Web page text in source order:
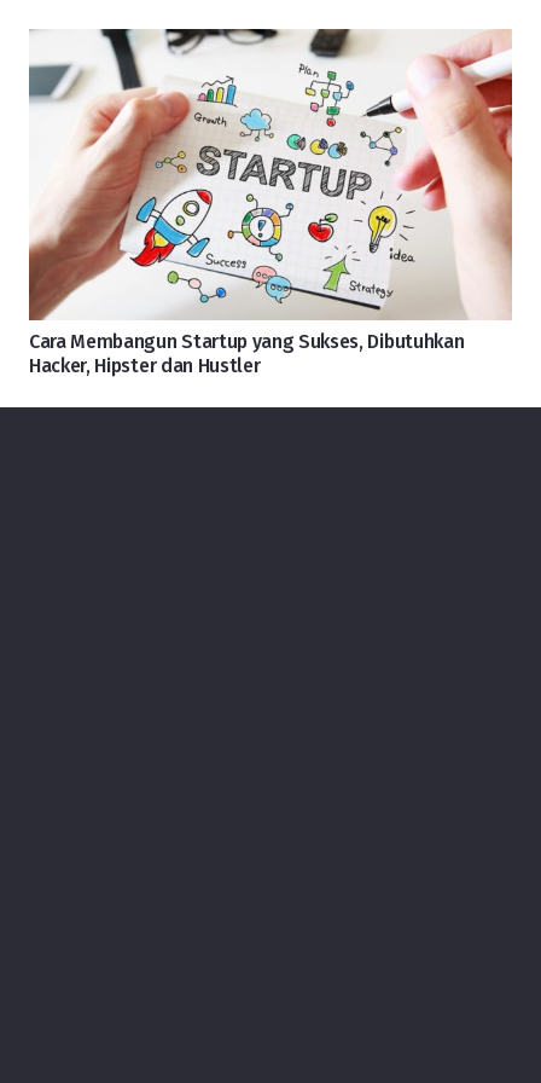
Cara Membangun Startup yang Sukses, Dibutuhkan
Hacker, Hipster dan Hustler